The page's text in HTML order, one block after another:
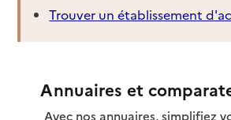
Trouver un établissement
Annuaires et
Avec nos annuaires, simplifiez